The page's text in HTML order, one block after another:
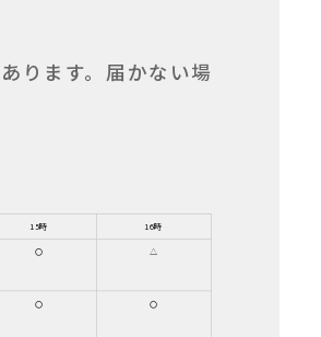
ります。届かない場
15時 16時
〇 △
〇 〇